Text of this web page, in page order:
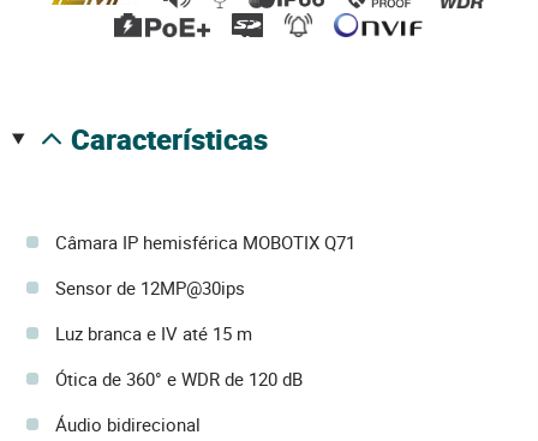
características
Câmara IP hemisférica MOBOTIX Q71
Sensor de 12MP@30ips
Luz branca e IV até 15 m
Ótica de 360° e WDR de 120 dB
Áudio bidirecional